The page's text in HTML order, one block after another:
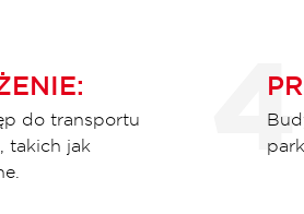
do transportu
takich jak